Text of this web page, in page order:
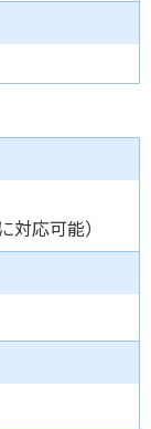
応可能）